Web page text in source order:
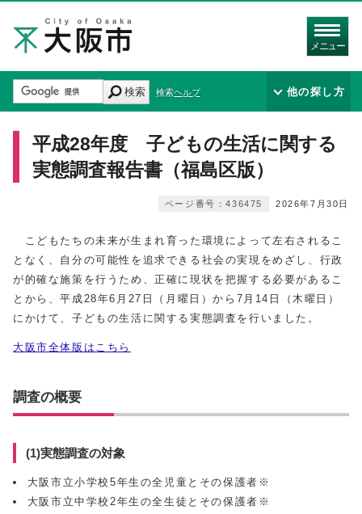
メニュー
検索 検索ヘルプ 他の探し方
平成28年度 子どもの生活に関する
実態調査報告書（福島区版）
2026年7月30日
ページ番号：436475
こどもたちの未来が生まれ育った環境によって左右されるこ
となく、自分の可能性を追求できる社会の実現をめざし、行政
が的確な施策を行うため、正確に現状を把握する必要があるこ
とから、平成28年6月27日（月曜日）から7月14日（木曜日）
にかけて、子どもの生活に関する実態調査を行いました。
大阪市全体版はこちら
調査の概要
(1)実態調査の対象
大阪市立小学校5年生の全児童とその保護者※
大阪市立中学校2年生の全生徒とその保護者※